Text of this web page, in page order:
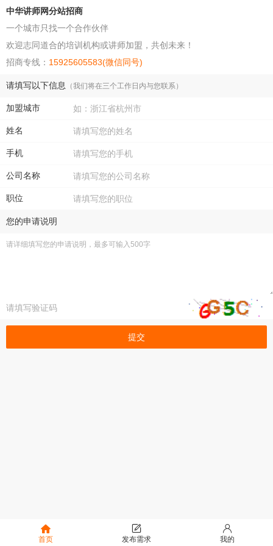
中华讲师网分站招商
一个城市只找一个合作伙伴
欢迎志同道合的培训机构或讲师加盟，共创未来！
招商专线： 15925605583(微信同号)
请填写以下信息 （我们将在三个工作日内与您联系）
加盟城市
姓名
手机
公司名称
职位
您的申请说明
提交
首页 发布需求 我的